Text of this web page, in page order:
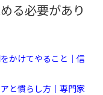
る必要があり
かけてやること｜信
と慣らし方｜専門家